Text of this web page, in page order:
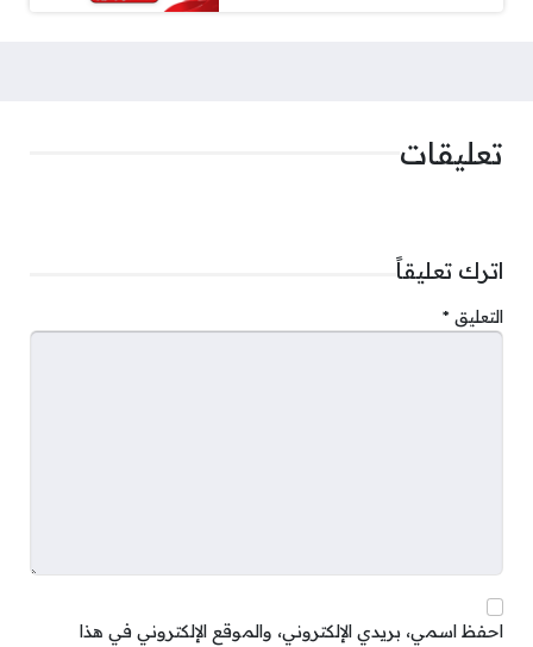
تعليقات
اترك تعليقاً
التعليق *
احفظ اسمي، بريدي الإلكتروني، والموقع الإلكتروني في هذا